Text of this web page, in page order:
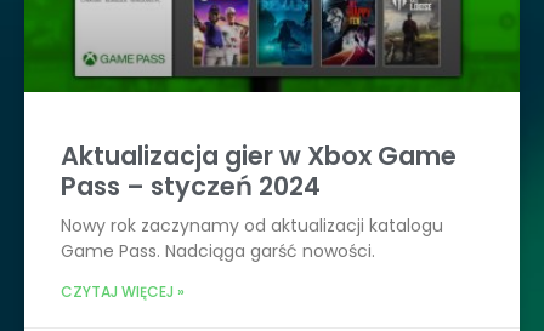
Aktualizacja gier w Xbox Game
Pass – styczeń 2024
Nowy rok zaczynamy od aktualizacji katalogu
Game Pass. Nadciąga garść nowości.
CZYTAJ WIĘCEJ »